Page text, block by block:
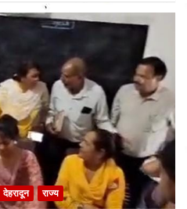
देहरादून राज्य